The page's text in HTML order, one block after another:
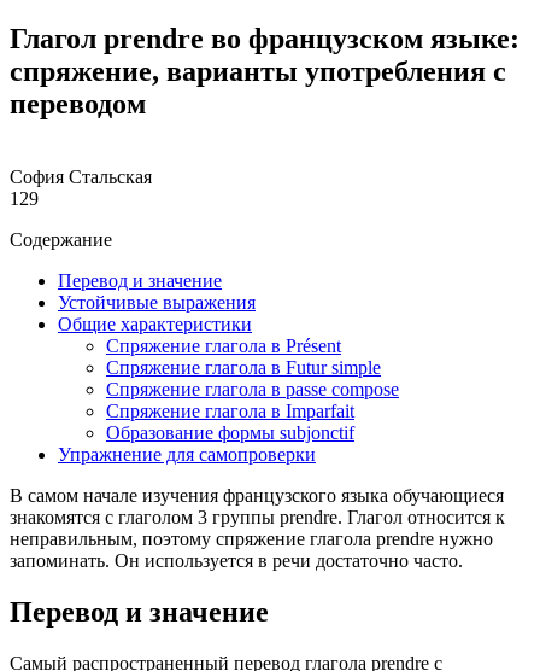
Глагол prendre во французском языке:
спряжение, варианты употребления с
переводом
София Стальская
129
Содержание
Перевод и значение
Устойчивые выражения
Общие характеристики
Спряжение глагола в Présent
Спряжение глагола в Futur simple
Спряжение глагола в passe compose
Спряжение глагола в Imparfait
Образование формы subjonctif
Упражнение для самопроверки
В самом начале изучения французского языка обучающиеся
знакомятся с глаголом 3 группы prendre. Глагол относится к
неправильным, поэтому спряжение глагола prendre нужно
запоминать. Он используется в речи достаточно часто.
Перевод и значение
Самый распространенный перевод глагола prendre с